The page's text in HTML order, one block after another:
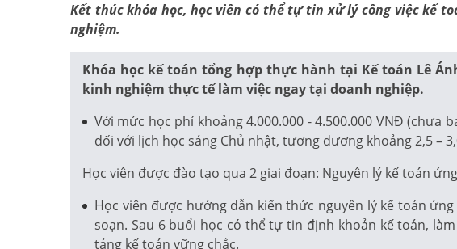
Kết thúc khóa học, học viên có thể tự tin xử lý công việc kế
nghiệm.
Khóa học kế toán tổng hợp thực hành tại Kế toán Lê
kinh nghiệm thực tế làm việc ngay tại doanh nghiệp.
Với mức học phí khoảng 4.000.000 - 4.500.000 VNĐ
đối với lịch học sáng Chủ nhật, tương đương khoảng 2,5 –
Học viên được đào tạo qua 2 giai đoạn: Nguyên lý kế toán
Học viên được hướng dẫn kiến thức nguyên lý kế toán
soạn. Sau 6 buổi học có thể tự tin định khoản kế toán,
tảng kế toán vững chắc.